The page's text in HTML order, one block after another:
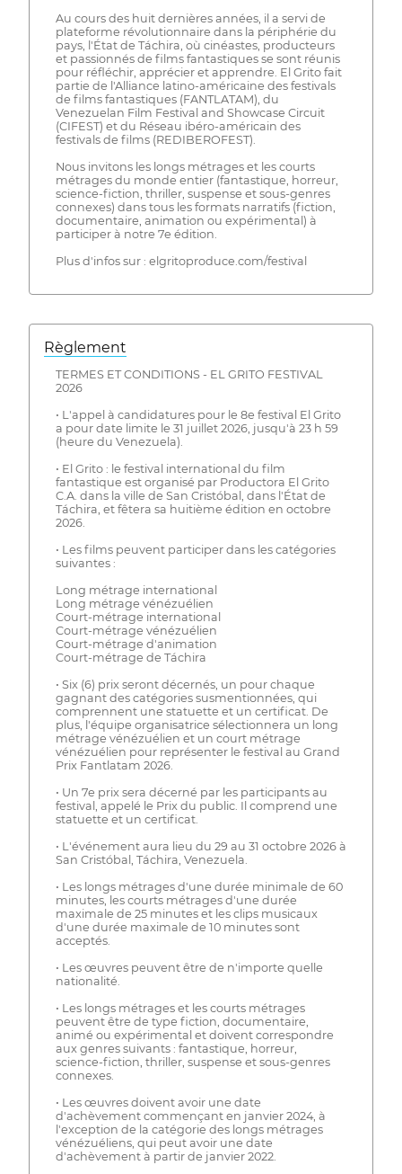
Au cours des huit dernières années, il a servi de
plateforme révolutionnaire dans la périphérie du
pays, l'État de Táchira, où cinéastes, producteurs
et passionnés de films fantastiques se sont réunis
pour réfléchir, apprécier et apprendre. El Grito fait
partie de l'Alliance latino-américaine des festivals
de films fantastiques (FANTLATAM), du
Venezuelan Film Festival and Showcase Circuit
(CIFEST) et du Réseau ibéro-américain des
festivals de films (REDIBEROFEST).
Nous invitons les longs métrages et les courts
métrages du monde entier (fantastique, horreur,
science-fiction, thriller, suspense et sous-genres
connexes) dans tous les formats narratifs (fiction,
documentaire, animation ou expérimental) à
participer à notre 7e édition.
Plus d'infos sur : elgritoproduce.com/festival
Règlement
TERMES ET CONDITIONS - EL GRITO FESTIVAL
2026
• L'appel à candidatures pour le 8e festival El Grito
a pour date limite le 31 juillet 2026, jusqu'à 23 h 59
(heure du Venezuela).
• El Grito : le festival international du film
fantastique est organisé par Productora El Grito
C.A. dans la ville de San Cristóbal, dans l'État de
Táchira, et fêtera sa huitième édition en octobre
2026.
• Les films peuvent participer dans les catégories
suivantes :
Long métrage international
Long métrage vénézuélien
Court-métrage international
Court-métrage vénézuélien
Court-métrage d'animation
Court-métrage de Táchira
• Six (6) prix seront décernés, un pour chaque
gagnant des catégories susmentionnées, qui
comprennent une statuette et un certificat. De
plus, l'équipe organisatrice sélectionnera un long
métrage vénézuélien et un court métrage
vénézuélien pour représenter le festival au Grand
Prix Fantlatam 2026.
• Un 7e prix sera décerné par les participants au
festival, appelé le Prix du public. Il comprend une
statuette et un certificat.
• L'événement aura lieu du 29 au 31 octobre 2026 à
San Cristóbal, Táchira, Venezuela.
• Les longs métrages d'une durée minimale de 60
minutes, les courts métrages d'une durée
maximale de 25 minutes et les clips musicaux
d'une durée maximale de 10 minutes sont
acceptés.
• Les œuvres peuvent être de n'importe quelle
nationalité.
• Les longs métrages et les courts métrages
peuvent être de type fiction, documentaire,
animé ou expérimental et doivent correspondre
aux genres suivants : fantastique, horreur,
science-fiction, thriller, suspense et sous-genres
connexes.
• Les œuvres doivent avoir une date
d'achèvement commençant en janvier 2024, à
l'exception de la catégorie des longs métrages
vénézuéliens, qui peut avoir une date
d'achèvement à partir de janvier 2022.